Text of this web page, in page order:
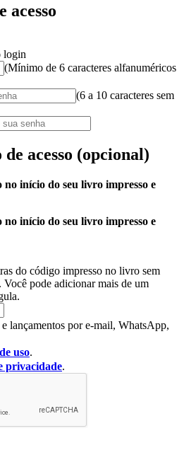
acesso
login
(Mínimo de 6 caracteres alfanuméricos
(6 a 10 caracteres sem
acesso (opcional)
no início do seu livro impresso e
no início do seu livro impresso e
do código impresso no livro sem
Você pode adicionar mais de um
lançamentos por e-mail, WhatsApp,
uso.
privacidade.